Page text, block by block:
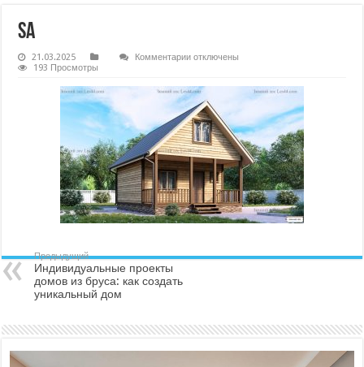
sa
21.03.2025 Комментариикотключены
193 Просмотры
Предыдущий
Индивидуальные проекты
домов из бруса: как создать
уникальный дом